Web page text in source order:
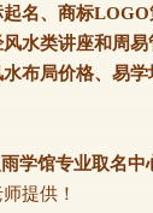
名、商标
水类讲座和周
布局价格、易
学馆专业取名中
提供！